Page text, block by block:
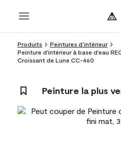
Produits
Peintures d’intérieur
Peinture d'intérieur à base d'eau
Croissant de Lune CC-460
Peinture la plus